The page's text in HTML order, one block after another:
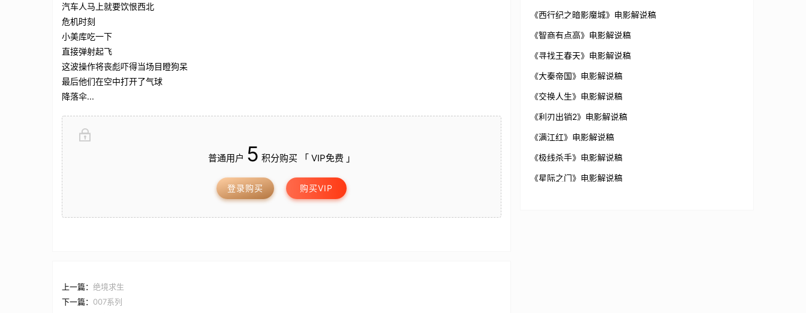
汽车人马上就要饮恨西北
危机时刻
小美库吃一下
直接弹射起飞
这波操作将丧彪吓得当场目瞪狗呆
最后他们在空中打开了气球
降落伞...
普通用户 5 积分购买 「 VIP免费 」
登录购买 购买VIP
上一篇： 绝境求生
下一篇： 007系列
《西行纪之暗影魔城》电影解说稿
《智商有点高》电影解说稿
《寻找王春天》电影解说稿
《大秦帝国》电影解说稿
《交换人生》电影解说稿
《利刃出销2》电影解说稿
《满江红》电影解说稿
《极线杀手》电影解说稿
《星际之门》电影解说稿